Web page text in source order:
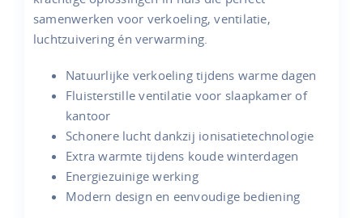
samenwerken voor verkoeling, ventilatie,
luchtzuivering én verwarming.
Natuurlijke verkoeling tijdens warme dagen
Fluisterstille ventilatie voor slaapkamer of
kantoor
Schonere lucht dankzij ionisatietechnologie
Extra warmte tijdens koude winterdagen
Energiezuinige werking
Modern design en eenvoudige bediening